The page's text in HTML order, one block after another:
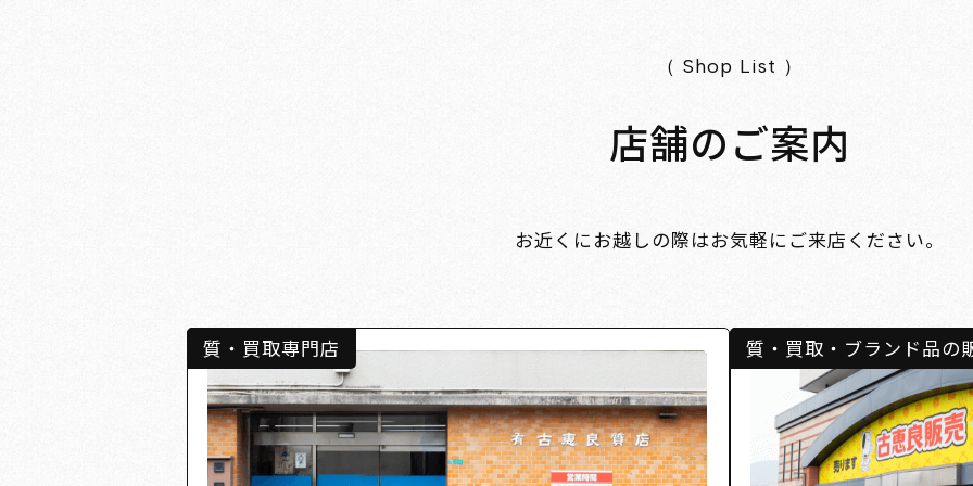
（ Shop List ）
店舗のご案内
お近くにお越しの際はお気軽にご来店ください。
質・買取専門店 質・買取・ブランド品の